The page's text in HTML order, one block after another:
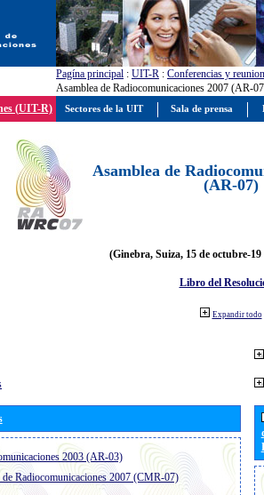
Pagína principal : UIT-R : Conferencias y
Asamblea de Radiocomunicaciones 2007 (AR-
(UIT-R)
Asamblea de
(AR-07)
(Ginebra, Suiza, 15 de octubre-19
Libro del
Expandir todo
2003 (AR-03)
Radiocomunicaciones 2007 (CMR-07)
Sectores de la UIT Sala de prensa